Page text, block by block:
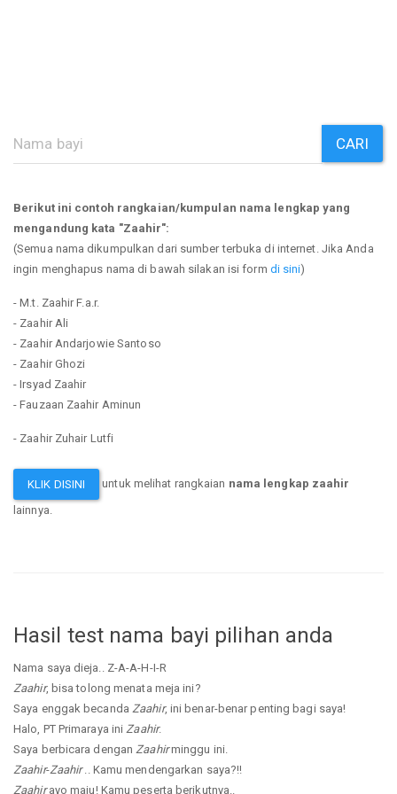
CARI
Berikut ini contoh rangkaian/kumpulan nama lengkap yang
mengandung kata "Zaahir":
(Semua nama dikumpulkan dari sumber terbuka di internet. Jika Anda
ingin menghapus nama di bawah silakan isi form di sini)
- M.t. Zaahir F.a.r.
- Zaahir Ali
- Zaahir Andarjowie Santoso
- Zaahir Ghozi
- Irsyad Zaahir
- Fauzaan Zaahir Aminun
- Zaahir Zuhair Lutfi
KLIK DISINI untuk melihat rangkaian nama lengkap zaahir
lainnya.
Hasil test nama bayi pilihan anda
Nama saya dieja.. Z-A-A-H-I-R
Zaahir, bisa tolong menata meja ini?
Saya enggak becanda Zaahir, ini benar-benar penting bagi saya!
Halo, PT Primaraya ini Zaahir.
Saya berbicara dengan Zaahirminggu ini.
Zaahir-Zaahir.. Kamu mendengarkan saya?!!
Zaahirayo maju! Kamu peserta berikutnya..